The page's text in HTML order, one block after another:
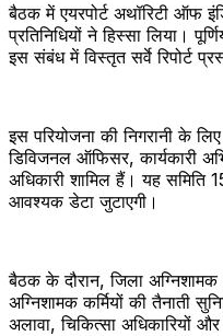
बैठक में एयरपोर्ट अथॉरिटी ऑफ
प्रतिनिधियों ने हिस्सा लिया।
इस संबंध में विस्तृत सर्वे रिपोर्ट
इस परियोजना की निगरानी के
डिविजनल ऑफिसर, कार्यकारी
अधिकारी शामिल हैं। यह
आवश्यक डेटा जुटाएगी।
बैठक के दौरान, जिला अग्निशामक
अग्निशामक कर्मियों की तैनाती
अलावा, चिकित्सा अधिकारियों